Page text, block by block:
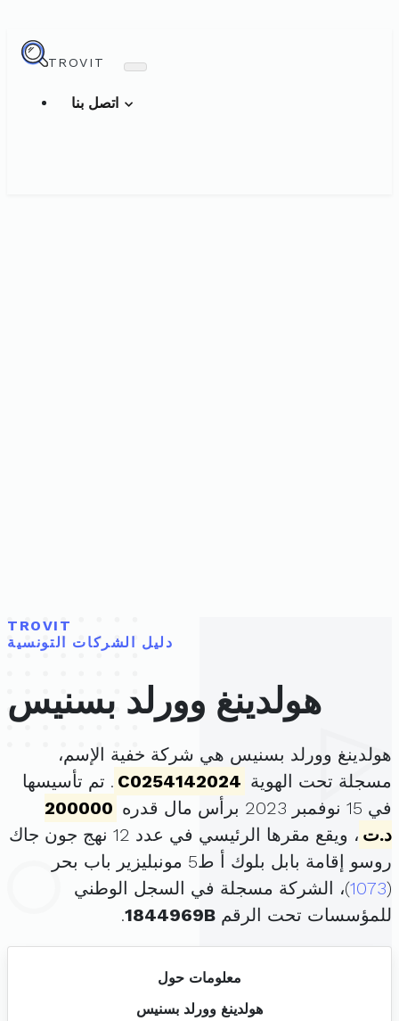
TROVIT
TROVIT
دليل الشركات التونسية
هولدينغ وورلد بسنيس
هولدينغ وورلد بسنيس هي شركة خفية الإسم،
مسجلة تحت الهوية C0254142024 . تم تأسيسها
في 15 نوفمبر 2023 برأس مال قدره
200000
د.ت
، ويقع مقرها الرئيسي في عدد 12 نهج جون جاك
روسو إقامة بابل بلوك أ ط5 مونبليزير باب بحر
(
1073)، الشركة مسجلة في السجل الوطني
للمؤسسات تحت الرقم 1844969B
.
معلومات حول
هولدينغ وورلد بسنيس